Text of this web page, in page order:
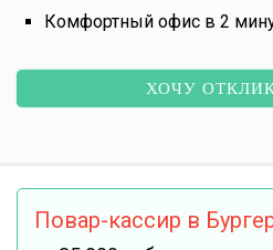
Комфортный офис в 2
ХОЧУ
Повар-кассир в